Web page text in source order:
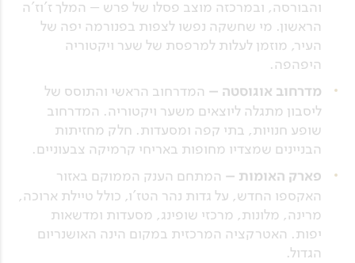
והבורסה, ובמרכזה מוצב פסלו של פרש – המלך ז'וז'ה
הראשון. מי שחשקה נפשו לצפות בפנורמה יפה של
העיר, מוזמן לעלות למרפסת של שער ויקטוריה
היפהפה.
מדרחוב אוגוסטה – המדרחוב הראשי והתוסס של
ליסבון מתגלה ליוצאים משער ויקטוריה. המדרחוב
שופע חנויות, בתי קפה ומסעדות. חלק מחזיתות
הבניינים שמצדיו מחופות באריחי קרמיקה צבעוניים.
פארק האומות – המתחם הענק הממוקם באזור
האקספו החדש, על גדות נהר הטז'ו, כולל טיילת ארוכה,
מרינה, מלונות, מרכזי שופינג, מסעדות ומדשאות
יפות. האטרקציה המרכזית במקום הינה האושנריום
הגדול.